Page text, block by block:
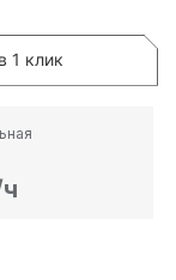
1 клик